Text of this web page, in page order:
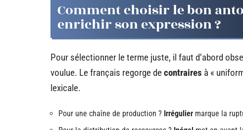
Comment choisir le bon
enrichir son expression ?
Pour sélectionner le terme juste, il faut d’abord
voulue. Le français regorge decontraires à «
lexicale.
Pour une chaîne de production ? Irrégulier marque la